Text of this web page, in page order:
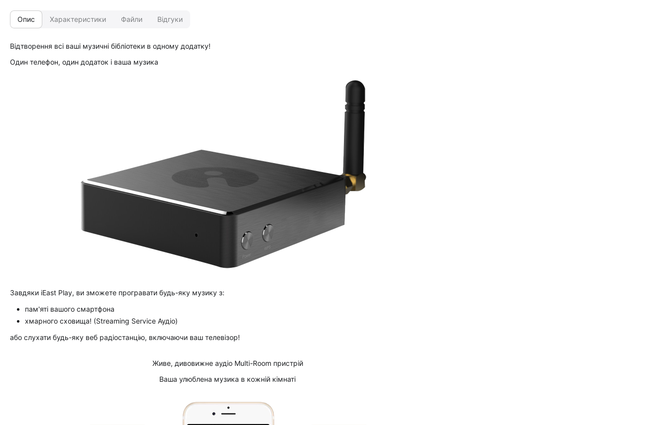
Опис Характеристики Файли Відгуки
Відтворення всі ваші музичні бібліотеки в одному додатку!
Один телефон, один додаток і ваша музика
Завдяки iEast Play, ви зможете програвати будь-яку музику з:
пам'яті вашого смартфона
хмарного сховища! (Streaming Service Аудіо)
або слухати будь-яку веб радіостанцію, включаючи ваш телевізор!
Живе, дивовижне аудіо Multi-Room пристрій
Ваша улюблена музика в кожній кімнаті